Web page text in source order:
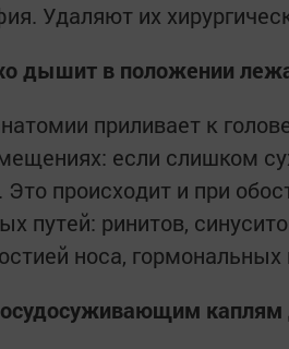
Удаляют их
дышит в положении
приливает к
если слишком
происходит и при
путей: ринитов,
носа,
каплям